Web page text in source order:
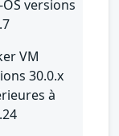
OS versions
VM
30.0.x
à